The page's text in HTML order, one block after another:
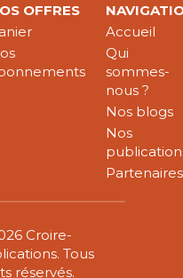
OFFRES
Accueil
Qui
sommes-
nous ?
Nos blogs
Nos
Partenaires
Croire-
Tous
réservés.